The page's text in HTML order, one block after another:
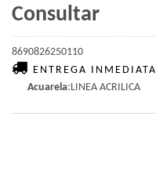
Consultar
8690826250110
ENTREGA INMEDIATA
Acuarela:LINEA ACRILICA